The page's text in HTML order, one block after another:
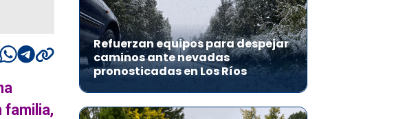
familia,
Refuerzan equipos para despejar
caminos ante nevadas
pronosticadas en Los Ríos